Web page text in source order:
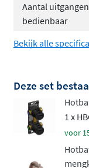
Bevestig de
hoogte
Net als de rest van
set voor hoge
Aantal
bedienbaar
Bekijk alle
Deze set
1 x
voor